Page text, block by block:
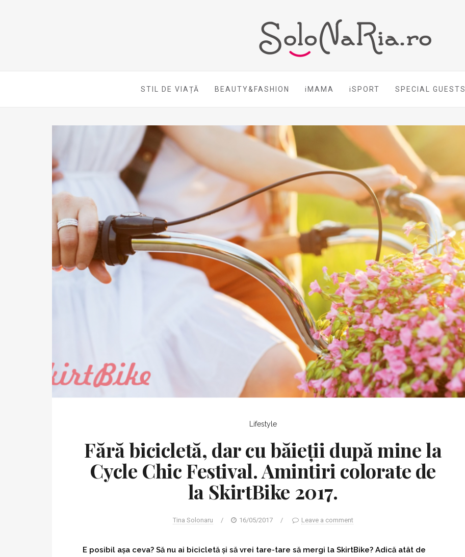
STIL DE VIAȚĂ BEAUTY&FASHION iMAMA iSPORT SPECIAL GUESTS
Lifestyle
Fără bicicletă, dar cu băieții după mine la
Cycle Chic Festival. Amintiri colorate de
la SkirtBike 2017.
Tina Solonaru / 16/05/2017 / Leave a comment
E posibil așa ceva? Să nu ai bicicletă și să vrei tare-tare să mergi la SkirtBike? Adică atât de